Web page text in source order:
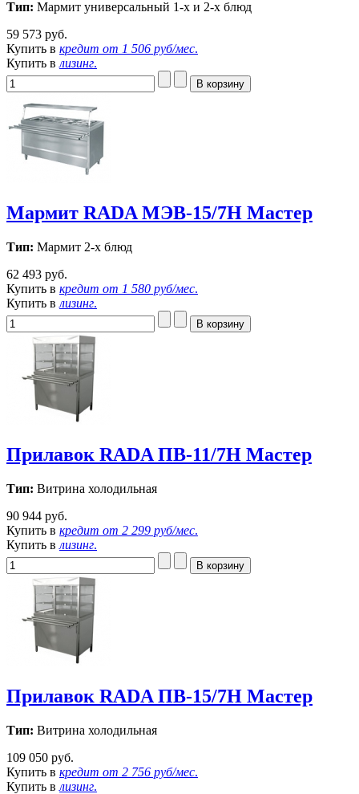
Тип: Мармит универсальный 1-х и 2-х блюд
59 573 руб.
Купить в кредит от 1 506 руб/мес.
Купить в лизинг.
Мармит RADA МЭВ-15/7Н Мастер
Тип: Мармит 2-х блюд
62 493 руб.
Купить в кредит от 1 580 руб/мес.
Купить в лизинг.
Прилавок RADA ПВ-11/7Н Мастер
Тип: Витрина холодильная
90 944 руб.
Купить в кредит от 2 299 руб/мес.
Купить в лизинг.
Прилавок RADA ПВ-15/7Н Мастер
Тип: Витрина холодильная
109 050 руб.
Купить в кредит от 2 756 руб/мес.
Купить в лизинг.